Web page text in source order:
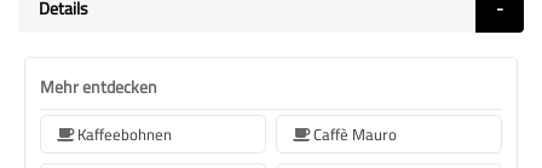
Details
Mehr entdecken
Kaffeebohnen
Caffè Mauro